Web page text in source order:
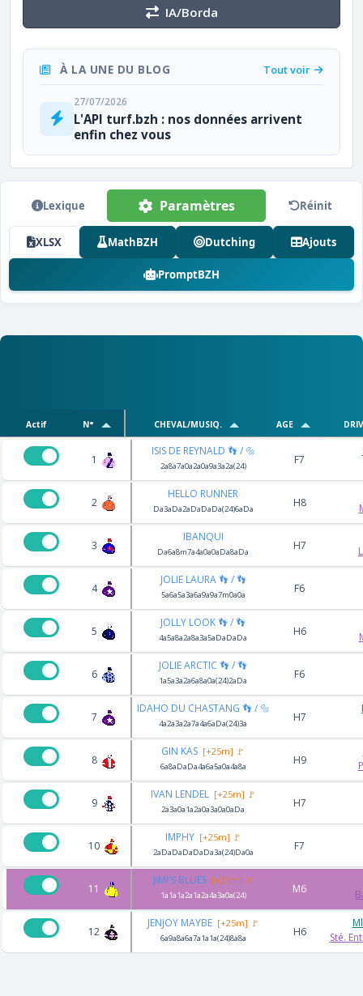
IA/Borda
À LA UNE DU BLOG Tout voir
27/07/2026
L'API turf.bzh : nos données arrivent
enfin chez vous
Lexique Paramètres Réinit
XLSX MathBZH Dutching Ajouts
PromptBZH
Actif N° CHEVAL/MUSIQ. AGE
1
ISIS DE REYNALD 👣 / 🔩
2a8a7a0a2a0a9a3a2a(24) F7
2
HELLO RUNNER
Da3aDa2aDaDaDa(24)6aDa H8
3
IBANQUI
Da6a8m7a4a0a0aDa8aDa H7
4
JOLIE LAURA 👣 / 👣
5a6a5a3a6a9a9a7m0a0a F6
5
JOLLY LOOK 👣 / 👣
4a5a8a2a8a3a5aDaDaDa H6
6
JOLIE ARCTIC 👣 / 👣
1a5a3a2a6a8a0a(24)2aDa F6
7
IDAHO DU CHASTANG 👣 / 🔩
4a2a3a2a7a4a6aDa(24)3a H7
8
GIN KAS [+25m] 🚩
6a8aDaDa4a6a5a0a4a8a H9
9
IVAN LENDEL [+25m] 🚩
2a3a0a1a2a0a3a0a0aDa H7
10
IMPHY [+25m] 🚩
2aDaDaDaDaDa3a(24)Da0a F7
11
JIMI'S BLUES [+25m] 🚩
1a1a1a2a1a2a4a3a0a(24) M6
12
JENJOY MAYBE [+25m] 🚩
6a9a8a6a7a1a1a(24)8a8a H6
Sté.